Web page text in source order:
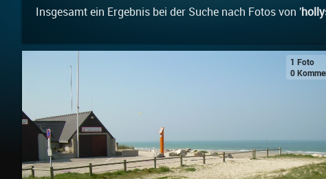
Insgesamt ein Ergebnis bei der Suche nach Fotos von '
1 Foto
0